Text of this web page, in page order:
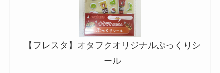
【フレスタ】オタフクオリジナルぷっくりシ
ール